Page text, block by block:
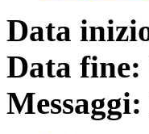
Data
Data fine:
Messaggi: